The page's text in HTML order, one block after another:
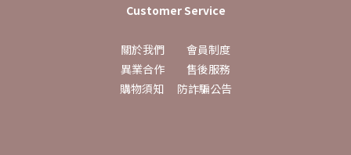
Customer Service
關於我們
會員制度
異業合作
售後服務
購物須知
防詐騙公告